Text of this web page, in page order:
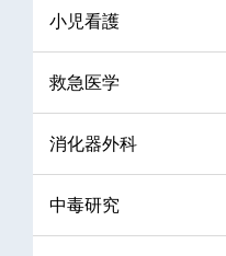
小児看護
救急医学
消化器外科
中毒研究